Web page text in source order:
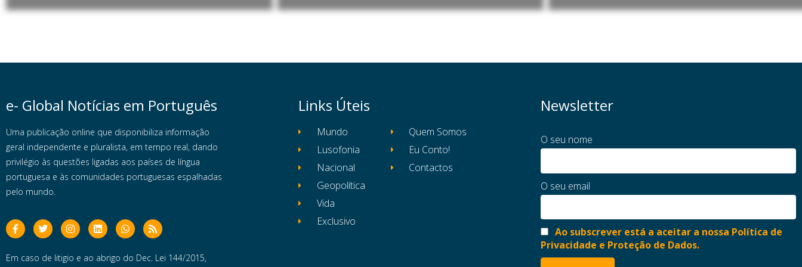
e- Global Notícias em Português
Uma publicação online que disponibiliza informação
geral independente e pluralista, em tempo real, dando
privilégio às questões ligadas aos países de língua
portuguesa e às comunidades portuguesas espalhadas
pelo mundo.
Em caso de litigio e ao abrigo do Dec. Lei 144/2015,
Links Úteis
Mundo
Lusofonia
Nacional
Geopolítica
Vida
Exclusivo
Quem Somos
Eu Conto!
Contactos
Newsletter
O seu nome
O seu email
Ao subscrever está a aceitar a nossa Política de
Privacidade e Proteção de Dados.